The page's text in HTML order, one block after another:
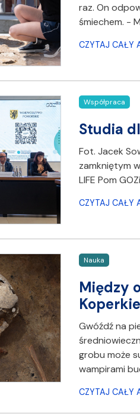
raz. On
śmiechem. -
CZYTAJ CAŁY
Współpraca
Studia
Fot. Jacek
zamkniętym
LIFE Pom
CZYTAJ CAŁY
Nauka
Między
Gwóźdź na
grobu może
wampirami
CZYTAJ CAŁY